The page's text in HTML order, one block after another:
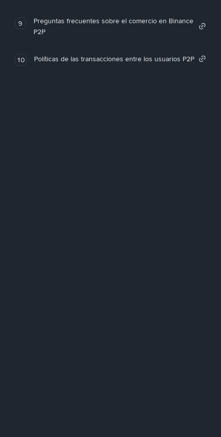
9
Preguntas frecuentes sobre el comercio en Binance
P2P
10 Políticas de las transacciones entre los usuarios P2P